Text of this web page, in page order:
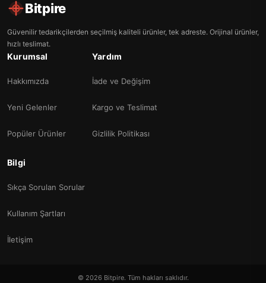
Bitpire
Güvenilir tedarikçilerden seçilmiş kaliteli ürünler, tek adreste. Orijinal ürünler,
hızlı teslimat.
Kurumsal
Hakkımızda
Yeni Gelenler
Popüler Ürünler
Yardım
İade ve Değişim
Kargo ve Teslimat
Gizlilik Politikası
Bilgi
Sıkça Sorulan Sorular
Kullanım Şartları
İletişim
© 2026 Bitpire. Tüm hakları saklıdır.